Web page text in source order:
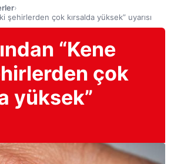
›
şehirlerden çok kırsalda yüksek” uyarısı
“Kene
çok
yüksek”